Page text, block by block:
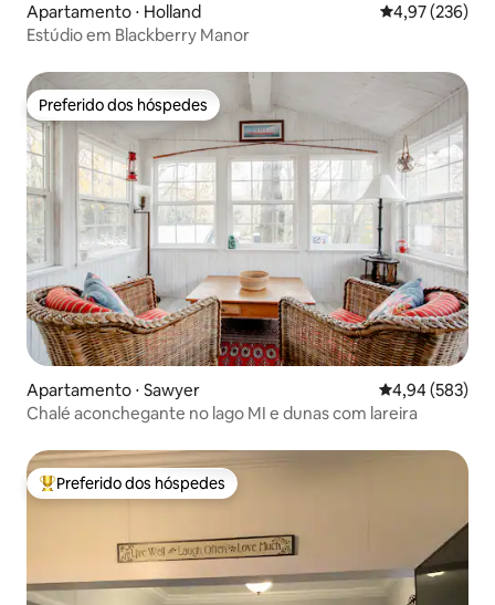
Apartamento ⋅ Holland 4,97 de uma
4,97 (236)
Estúdio em Blackberry Manor
Preferido dos hóspedes
Preferido dos hóspedes
Apartamento ⋅ Sawyer 4,94 de uma
4,94 (583)
Chalé aconchegante no lago MI e dunas com lareira
Entre os melhores preferidos dos hóspedes
Preferido dos hóspedes